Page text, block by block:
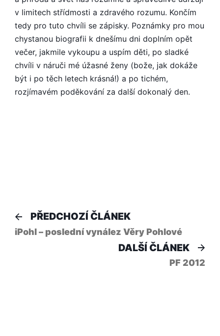
v limitech střídmosti a zdravého rozumu. Končím
tedy pro tuto chvíli se zápisky. Poznámky pro mou
chystanou biografii k dnešímu dni doplním opět
večer, jakmile vykoupu a uspím děti, po sladké
chvíli v náruči mé úžasné ženy (bože, jak dokáže
být i po těch letech krásná!) a po tichém,
rozjímavém poděkování za další dokonalý den.
Navigace
pro
PŘEDCHOZÍ ČLÁNEKPředchozí
článek:
iPohl – poslední vynález Věry Pohlové
DALŠÍ ČLÁNEK
PF 2012